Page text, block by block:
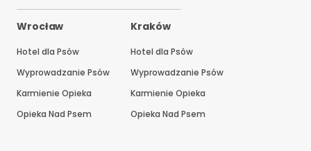
Wrocław
Hotel dla Psów
Wyprowadzanie Psów
Karmienie Opieka
Opieka Nad Psem
Kraków
Hotel dla Psów
Wyprowadzanie Psów
Karmienie Opieka
Opieka Nad Psem